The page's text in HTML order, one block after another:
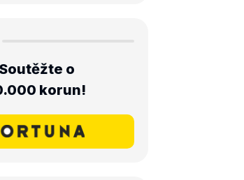
Soutěžte o
korun!